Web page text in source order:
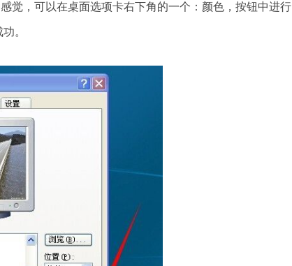
觉，可以在桌面选项卡右下角的一个：颜色，按钮中进行
。